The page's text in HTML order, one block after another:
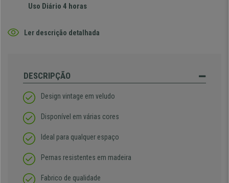
Uso Diário 4 horas
Ler descrição detalhada
DESCRIPÇÃO
Design vintage em veludo
Disponível em várias cores
Ideal para qualquer espaço
Pernas resistentes em madeira
Fabrico de qualidade